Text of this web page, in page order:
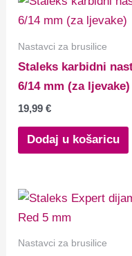
Nastavci za brusilice
Staleks karbidni
6/14 mm (za ljevake)
19,99€
Dodaj u košaricu
Nastavci za brusilice